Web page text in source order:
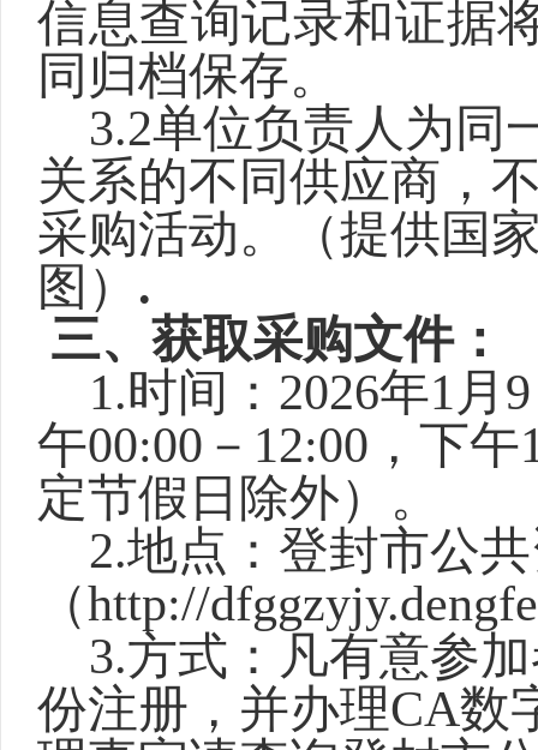
信息查询记录和证据
同归档保存。
3.2单位负责人为同
关系的不同供应商，
采购活动。（提供国
图） .
三、 获取采购文件：
1.时间： 2026年1月
午00:00 － 12:00， 下午
定节假日除外） 。
2.地点：登封市公
（http://
3.方式：凡有意参
份注册，并办理CA数